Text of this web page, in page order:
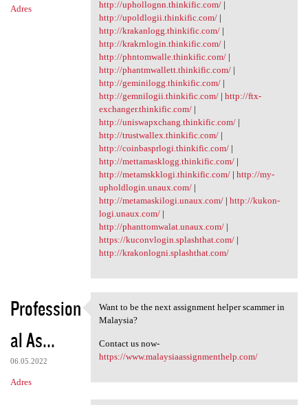
Adres
http://uphollognn.thinkific.com/|
http://upoldlogii.thinkific.com/|
http://krakanlogg.thinkific.com/|
http://krakrnlogin.thinkific.com/|
http://phntomwalle.thinkific.com/|
http://phantmwallett.thinkific.com/|
http://geminilogg.thinkific.com/|
http://gemnilogii.thinkific.com/| http://ftx-
exchanger.thinkific.com/|
http://uniswapxchang.thinkific.com/|
http://trustwallex.thinkific.com/|
http://coinbasprlogi.thinkific.com/|
http://mettamasklogg.thinkific.com/|
http://metamskklogi.thinkific.com/| http://my-
upholdlogin.unaux.com/|
http://metamaskilogi.unaux.com/| http://kukon-
logi.unaux.com/|
http://phanttomwalat.unaux.com/|
https://kuconvlogin.splashthat.com/|
http://krakonlogni.splashthat.com/
Profession
al As...
06.05.2022
Adres
Want to be the next
Want to be the next assignment helper scammer in
Malaysia?
Contact us now-
https://www.malaysiaassignmenthelp.com/